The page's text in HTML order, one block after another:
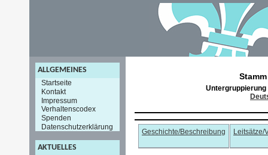
ALLGEMEINES
Startseite
Kontakt
Impressum
Verhaltenscodex
Spenden
Datenschutzerklärung
AKTUELLES
Geschichte/Beschreibung Leitsätze/